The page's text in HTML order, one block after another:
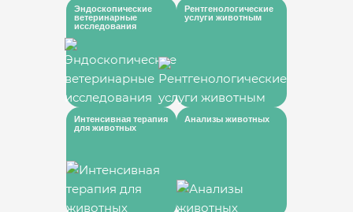
Эндоскопические
ветеринарные
исследования
Рентгенологические
услуги животным
Интенсивная терапия
для животных
Анализы животных